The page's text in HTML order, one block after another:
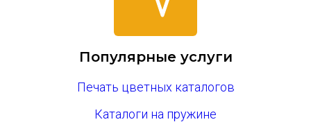
Популярные услуги
Печать цветных каталогов
Каталоги на пружине